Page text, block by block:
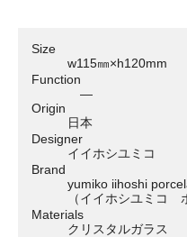
Size
w115㎜×h120mm
Function
―
Origin
日本
Designer
イイホシユミコ
Brand
yumiko iihoshi
（イイホシユミコ
Materials
クリスタルガラス